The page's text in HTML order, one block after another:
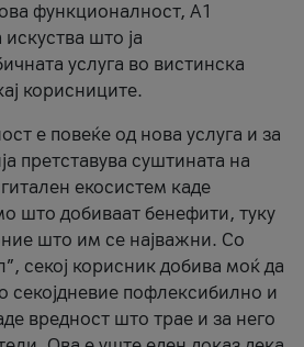
функционалност, А1
што ја
услуга во вистинска
корисниците.
е повеќе од нова услуга и за
претставува суштината на
екосистем каде
што добиваат бенефити, туку
што им се најважни. Со
секој корисник добива моќ да
секојдневие пофлексибилно и
вредност што трае и за него